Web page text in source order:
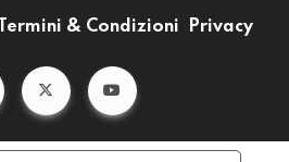
Termini & Condizioni Privacy